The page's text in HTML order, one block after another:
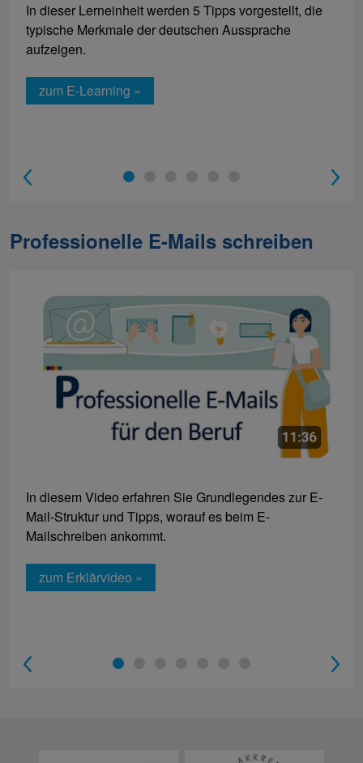
In dieser Lerneinheit werden 5 Tipps vorgestellt, die
typische Merkmale der deutschen Aussprache
aufzeigen.
zum E-Learning »
1
Professionelle E-Mails schreiben
In diesem Video erfahren Sie Grundlegendes zur E-
Mail-Struktur und Tipps, worauf es beim E-
Mailschreiben ankommt.
zum Erklärvideo »
1